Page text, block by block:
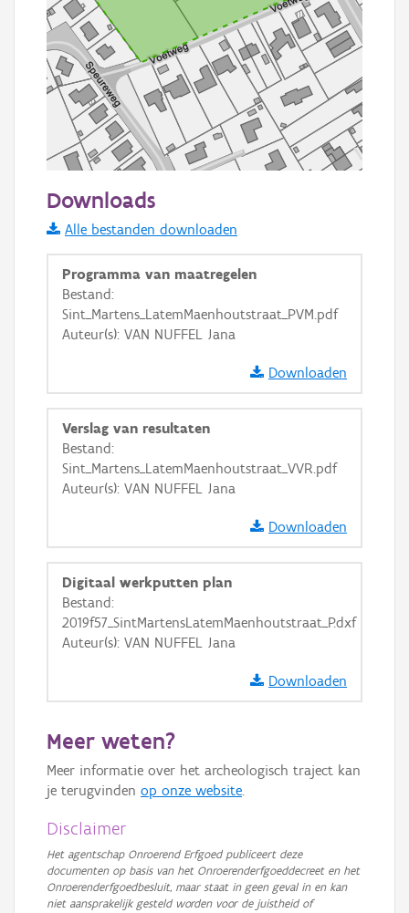
Informatie Vlaanderen
i
+ −
Basis Lagen
OSM-Basiskaart
GRB-Basiskaart
GRB-Basiskaart in grijswaarden
Downloads
Alle bestanden downloaden
Programma van maatregelen
Bestand:
Sint_Martens_LatemMaenhoutstraat_PVM.pdf
Auteur(s): VAN NUFFEL Jana
Downloaden
Verslag van resultaten
Bestand:
Sint_Martens_LatemMaenhoutstraat_VVR.pdf
Auteur(s): VAN NUFFEL Jana
Downloaden
Digitaal werkputten plan
Bestand:
2019f57_SintMartensLatemMaenhoutstraat_P.dxf
Auteur(s): VAN NUFFEL Jana
Downloaden
Meer weten?
Meer informatie over het archeologisch traject kan
je terugvinden op onze website.
Disclaimer
Het agentschap Onroerend Erfgoed publiceert deze
documenten op basis van het Onroerenderfgoeddecreet en het
Onroerenderfgoedbesluit, maar staat in geen geval in en kan
niet aansprakelijk gesteld worden voor de juistheid of